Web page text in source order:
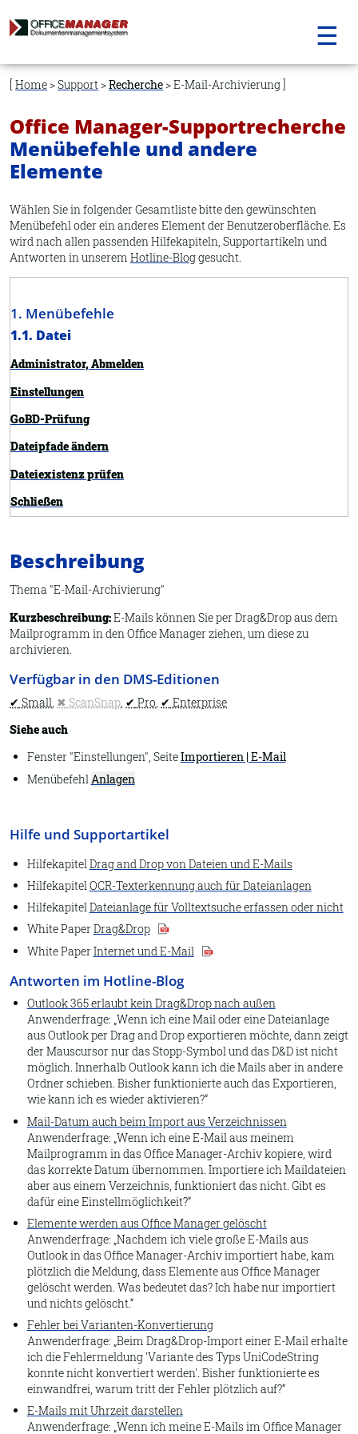
Navigation
überspringen
☰
Home >Support >Recherche > E-Mail-Archivierung
Office Manager-Supportrecherche
Menübefehle und andere
Elemente
Wählen Sie in folgender Gesamtliste bitte den gewünschten
Menübefehl oder ein anderes Element der Benutzeroberfläche. Es
wird nach allen passenden Hilfekapiteln, Supportartikeln und
Antworten in unserem Hotline-Bloggesucht.
1. Menübefehle
1.1. Datei
Administrator, Abmelden
Einstellungen
GoBD-Prüfung
Dateipfade ändern
Dateiexistenz prüfen
Schließen
Übersicht
Felder definieren
Importieren
Information
Neues Archiv
Archiv öffnen
Eigenschaften
Datenbankpflege
Dubletten suchen
DATEV Buchungstexte
Lexware Buchhalter
Beenden
Assistent
Auswahllisten
1.2. Start
Datei-Eigenschaften
Extrahieren
Öffnen
Anlagen
Dateipfad öffnen
Dokument
Senden an andere
Senden an CD
Senden an EMail-Empfänger
In ZIP-Archiv speichern
Übersetzung zeigen
Makro ausführen
Beschreibung
Thema "E-Mail-Archivierung"
Kurzbeschreibung:E-Mails können Sie per Drag&Drop aus dem
Mailprogramm in den Office Manager ziehen, um diese zu
archivieren.
Verfügbar in den DMS-Editionen
Small ScanSnap Pro
Enterprise
Siehe auch
Fenster "Einstellungen", SeiteImportieren | E-Mail
Menübefehl Anlagen
Hilfe und Supportartikel
HilfekapitelDrag and Drop von Dateien und E-Mails
HilfekapitelOCR-Texterkennung auch für Dateianlagen
HilfekapitelDateianlage für Volltextsuche erfassen oder nicht
White PaperDrag&Drop
White PaperInternet und E-Mail
Antworten im Hotline-Blog
Outlook 365 erlaubt kein Drag&Drop nach außen
Anwenderfrage: Wenn ich eine Mail oder eine Dateianlage
aus Outlook per Drag and Drop exportieren möchte, dann zeigt
der Mauscursor nur das Stopp-Symbol und das D&D ist nicht
möglich. Innerhalb Outlook kann ich die Mails aber in andere
Ordner schieben. Bisher funktionierte auch das Exportieren,
wie kann ich es wieder aktivieren?
Mail-Datum auch beim Import aus Verzeichnissen
Anwenderfrage: Wenn ich eine E-Mail aus meinem
Mailprogramm in das Office Manager-Archiv kopiere, wird
das korrekte Datum übernommen. Importiere ich Maildateien
aber aus einem Verzeichnis, funktioniert das nicht. Gibt es
dafür eine Einstellmöglichkeit?
Elemente werden aus Office Manager gelöscht
Anwenderfrage: Nachdem ich viele große E-Mails aus
Outlook in das Office Manager-Archiv importiert habe, kam
plötzlich die Meldung, dass Elemente aus Office Manager
gelöscht werden. Was bedeutet das? Ich habe nur importiert
und nichts gelöscht.
Fehler bei Varianten-Konvertierung
Anwenderfrage: Beim Drag&Drop-Import einer E-Mail erhalte
ich die Fehlermeldung 'Variante des Typs UniCodeString
konnte nicht konvertiert werden'. Bisher funktionierte es
einwandfrei, warum tritt der Fehler plötzlich auf?
E-Mails mit Uhrzeit darstellen
Anwenderfrage: Wenn ich meine E-Mails im Office Manager